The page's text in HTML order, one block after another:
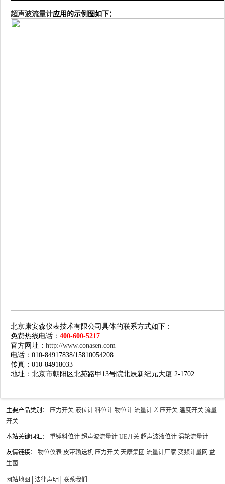
超声波流量计应用的示例图如下：
北京康安森仪表技术有限公司具体的联系方式如下：
免费热线电话： 400-600-5217
官方网址： http://www.conasen.com
电话：010-84917838/15810054208
传真：010-84918033
地址：北京市朝阳区北苑路甲13号院北辰新纪元大厦 2-1702
主要产品类别： 压力开关 液位计 料位计 物位计 流量计 差压开关 温度开关 流量
开关
本站关键词汇： 重锤料位计 超声波流量计 UE开关 超声波液位计 涡轮流量计
友情链接： 物位仪表 皮带输送机 压力开关 天康集团 流量计厂家 变频计量网 益
生菌
网站地图 法律声明 联系我们